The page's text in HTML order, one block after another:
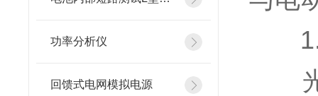
功率分析仪
回馈式电网模拟电源
1.
光